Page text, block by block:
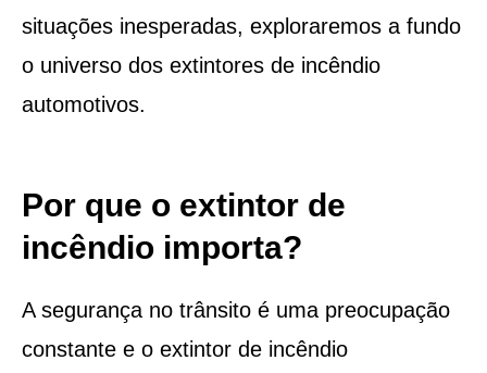
situações inesperadas, exploraremos a fundo
o universo dos extintores de incêndio
automotivos.
Por que o extintor de
incêndio importa?
A segurança no trânsito é uma preocupação
constante e o extintor de incêndio